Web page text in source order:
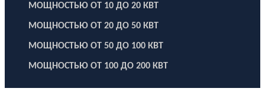
МОЩНОСТЬЮ ОТ 10 ДО 20 КВТ
МОЩНОСТЬЮ ОТ 20 ДО 50 КВТ
МОЩНОСТЬЮ ОТ 50 ДО 100 КВТ
МОЩНОСТЬЮ ОТ 100 ДО 200 КВТ